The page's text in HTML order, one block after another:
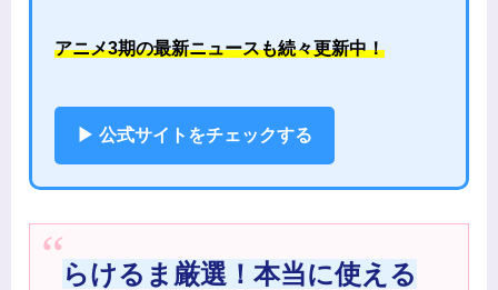
アニメ3期の最新ニュースも続々更新中！
▶ 公式サイトをチェックする
らけるま厳選！本当に使える